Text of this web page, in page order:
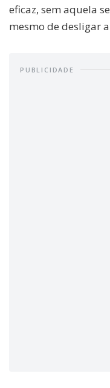
eficaz, sem aquela
mesmo de desligar a
PUBLICIDADE